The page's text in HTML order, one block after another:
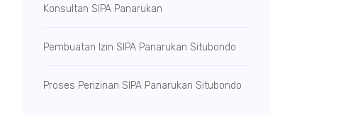
Konsultan SIPA Panarukan
Pembuatan Izin SIPA Panarukan Situbondo
Proses Perizinan SIPA Panarukan Situbondo